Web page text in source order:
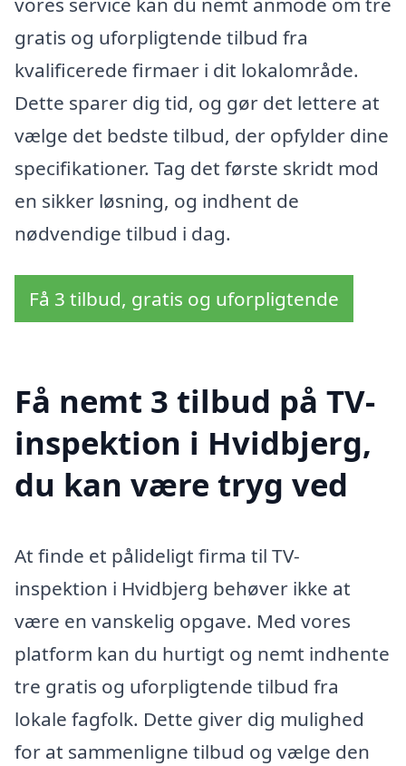
gratis og uforpligtende tilbud fra
kvalificerede firmaer i dit lokalområde.
Dette sparer dig tid, og gør det lettere at
vælge det bedste tilbud, der opfylder dine
specifikationer. Tag det første skridt mod
en sikker løsning, og indhent de
nødvendige tilbud i dag.
Få 3 tilbud, gratis og uforpligtende
Få nemt 3 tilbud på TV-
inspektion i Hvidbjerg,
du kan være tryg ved
At finde et pålideligt firma til TV-
inspektion i Hvidbjerg behøver ikke at
være en vanskelig opgave. Med vores
platform kan du hurtigt og nemt indhente
tre gratis og uforpligtende tilbud fra
lokale fagfolk. Dette giver dig mulighed
for at sammenligne tilbud og vælge den